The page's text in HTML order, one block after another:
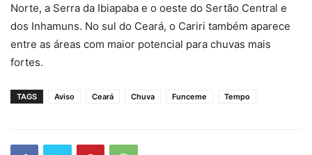
Norte, a Serra da Ibiapaba e o oeste do Sertão Central e
dos Inhamuns. No sul do Ceará, o Cariri também aparece
entre as áreas com maior potencial para chuvas mais
fortes.
TAGS Aviso Ceará Chuva Funceme Tempo